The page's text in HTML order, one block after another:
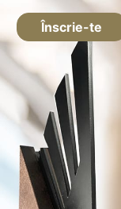
Înscrie-te